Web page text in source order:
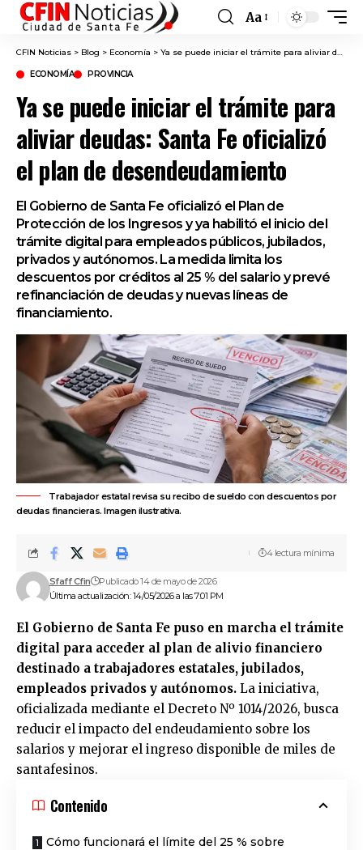
Font
Resizer
Aa
CFIN Noticias > Blog > Economía > Ya se puede iniciar el trámite para aliviar deudas: Santa Fe oficializó el plan de desendeudamiento
ECONOMÍA PROVINCIA
Ya se puede iniciar el trámite para
aliviar deudas: Santa Fe oficializó
el plan de desendeudamiento
El Gobierno de Santa Fe oficializó el Plan de
Protección de los Ingresos y ya habilitó el inicio del
trámite digital para empleados públicos, jubilados,
privados y autónomos. La medida limita los
descuentos por créditos al 25 % del salario y prevé
refinanciación de deudas y nuevas líneas de
financiamiento.
Trabajador estatal revisa su recibo de sueldo con descuentos por
deudas financieras. Imagen ilustrativa.
Última actualización: 14/05/2026 a las 7:01 PM
Sfaff Cfin Publicado 14 de mayo de 2026
4 lectura mínima
El Gobierno de Santa Fe puso en marcha el trámite
digital para acceder al plan de alivio financiero
destinado a trabajadores estatales, jubilados,
empleados privados y autónomos. La iniciativa,
oficializada mediante el Decreto Nº 1014/2026, busca
reducir el impacto del endeudamiento sobre los
salarios y mejorar el ingreso disponible de miles de
santafesinos.
Contenido
Cómo funcionará el límite del 25 % sobre